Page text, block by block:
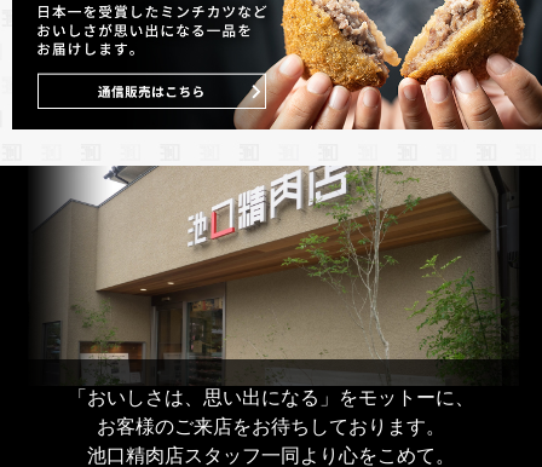
「おいしさは、思い出になる」をモットーに、
お客様のご来店をお待ちしております。
池口精肉店スタッフ一同より心をこめて。